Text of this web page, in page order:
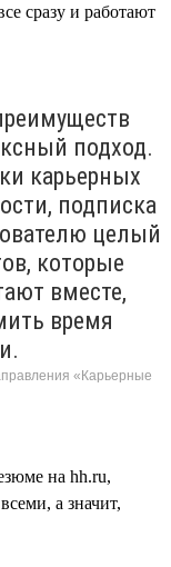
сразу и работают
подход.
карьерных
подписка
целый
которые
вместе,
время
«Карьерные
на hh.ru,
а значит,